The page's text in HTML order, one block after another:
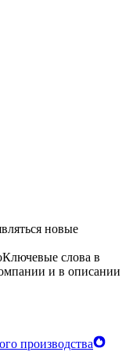
новые
Ключевые слова в
и в описании
производства